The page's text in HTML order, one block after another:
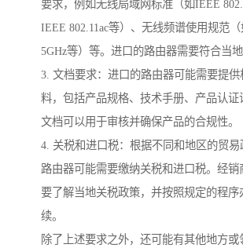
要求，例如无线局域网标准（如IEEE
IEEE 802.11ac等）、无线频谱使用规范（
5GHz等）等。进口的路由器需要符合当地
3. 文档要求：进口的路由器可能需要提
料，包括产品规格、技术手册、产品认证
文档可以用于审核并确保产品的合规性。
4. 关税和进口税：根据不同和地区的贸
路由器可能需要缴纳关税和进口税。经销
要了解当地关税政策，并按照规定的程序
续。
除了上述要求之外，还可能有其他地方或